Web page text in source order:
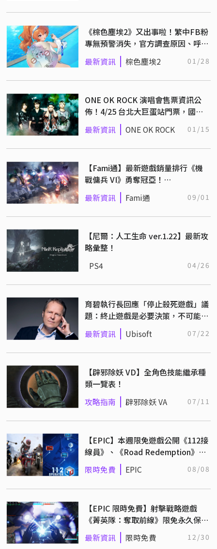
《棕色塵埃2》又出事啦！繁中FB粉
專無預警消失，官方調查原因、呼籲
多留意官網及DC
最新資訊 棕色塵埃2 01/28
ONE OK ROCK 演唱會售票資訊公
佈！4/25 台北大巨蛋站門票，國泰
卡友 1/30 搶先預購
最新資訊 ONE OK ROCK 01/15
【Fami通】最新遊戲銷量排行《機
戰傭兵 VI》勇奪冠亞！
（8/21~8/27）
最新資訊 Fami通 09/01
【尼爾：人工生命 ver.1.22】最新攻
略彙整！
PS4 04/26
育碧執行長回應「停止殺死遊戲」議
題：終止遊戲是必要決策，不可能提
供永續支援！
最新資訊 Ubisoft 07/22
【辟邪除妖 VD】全角色技能繼承種
類一覽表！
攻略指南 辟邪除妖 VA 07/11
【EPIC】本週限免遊戲公開《112接
線員》、《Road Redemption》領
取後永久收藏！
限時免費 EPIC 08/08
【EPIC 限時免費】射擊戰略遊戲
《菁英隊：奪取前線》限免永久保
存！
最新資訊 限時免費 12/30